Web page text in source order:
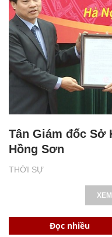
THỜI SỰ
Tân Giám đốc Sở
Hồng Sơn
Đọc nhiều